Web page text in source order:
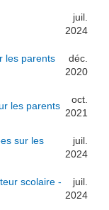
juil.
2024
les parents
déc.
2020
les parents
oct.
2021
sur les
juil.
2024
scolaire -
juil.
2024